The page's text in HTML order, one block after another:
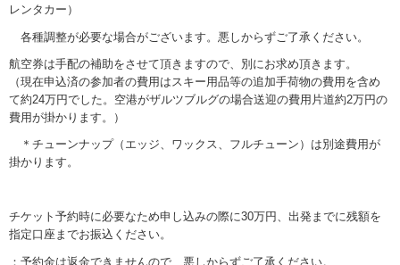
レンタカー）
各種調整が必要な場合がございます。悪しからずご了承ください。
航空券は手配の補助をさせて頂きますので、別にお求め頂きます。
（現在申込済の参加者の費用はスキー用品等の追加手荷物の費用を含め
て約24万円でした。空港がザルツブルグの場合送迎の費用片道約2万円の
費用が掛かります。）
＊チューンナップ（エッジ、ワックス、フルチューン）は別途費用が
掛かります。
チケット予約時に必要なため申し込みの際に30万円、出発までに残額を
指定口座までお振込ください。
：予約金は返金できませんので、悪しからずご了承ください。